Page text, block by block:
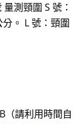
測頸圍 S 號：
。 L 號：頸圍
（請利用時間自